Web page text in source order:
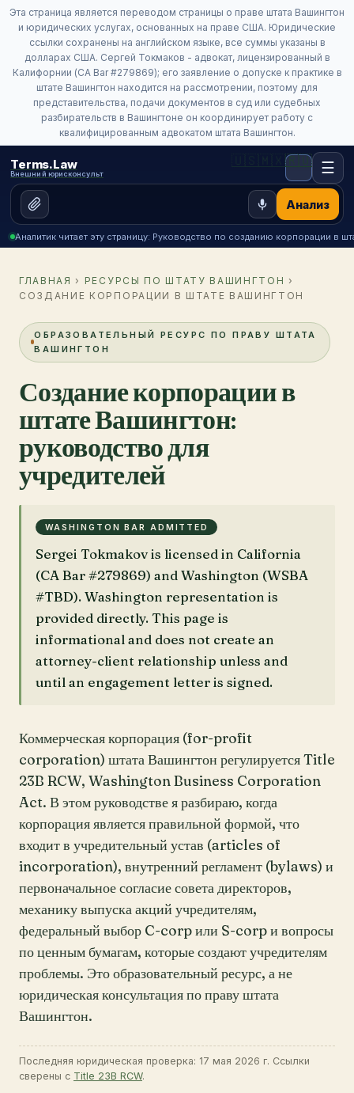
Эта страница является переводом страницы о праве штата Вашингтон
и юридических услугах, основанных на праве США. Юридические
ссылки сохранены на английском языке, все суммы указаны в
долларах США. Сергей Токмаков - адвокат, лицензированный в
Калифорнии (CA Bar #279869); его заявление о допуске к практике в
штате Вашингтон находится на рассмотрении, поэтому для
представительства, подачи документов в суд или судебных
разбирательств в Вашингтоне он координирует работу с
квалифицированным адвокатом штата Вашингтон.
Terms.Law
Внешний юрисконсульт
Анализ
🇷🇺 ☰
Аналитик читает эту страницу: Руководство по созданию корпорации в
ГЛАВНАЯ › РЕСУРСЫ ПО ШТАТУ ВАШИНГТОН ›
СОЗДАНИЕ КОРПОРАЦИИ В ШТАТЕ ВАШИНГТОН
ОБРАЗОВАТЕЛЬНЫЙ РЕСУРС ПО ПРАВУ ШТАТА
ВАШИНГТОН
Создание корпорации в
штате Вашингтон:
руководство для
учредителей
WASHINGTON BAR ADMITTED
Sergei Tokmakov is licensed in California
(CA Bar #279869) and Washington (WSBA
#TBD). Washington representation is
provided directly. This page is
informational and does not create an
attorney-client relationship unless and
until an engagement letter is signed.
Коммерческая корпорация (for-profit
corporation) штата Вашингтон регулируется Title
23B RCW, Washington Business Corporation
Act. В этом руководстве я разбираю, когда
корпорация является правильной формой, что
входит в учредительный устав (articles of
incorporation), внутренний регламент (bylaws) и
первоначальное согласие совета директоров,
механику выпуска акций учредителям,
федеральный выбор C-corp или S-corp и вопросы
по ценным бумагам, которые создают учредителям
проблемы. Это образовательный ресурс, а не
юридическая консультация по праву штата
Вашингтон.
Последняя юридическая проверка: 17 мая 2026 г. Ссылки
сверены с Title 23B RCW.